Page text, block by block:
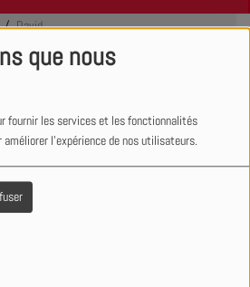
que nous
fournir les services et les fonctionnalités
l'expérience de nos utilisateurs.
David
Directeur et animateur, David
PICARD c'est le métronome de la
radio.